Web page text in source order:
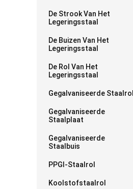
De Strook Van Het
Legeringsstaal
De Buizen Van Het
Legeringsstaal
De Rol Van Het
Legeringsstaal
Gegalvaniseerde Staalrol
Gegalvaniseerde
Staalplaat
Gegalvaniseerde
Staalbuis
PPGI-Staalrol
Koolstofstaalrol